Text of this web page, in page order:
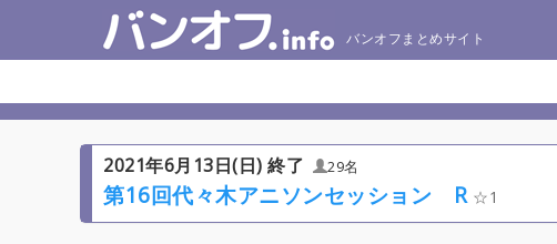
バンオフまとめサイト
2021年6月13日(日) 終了 29名
第16回代々木アニソンセッション R 1